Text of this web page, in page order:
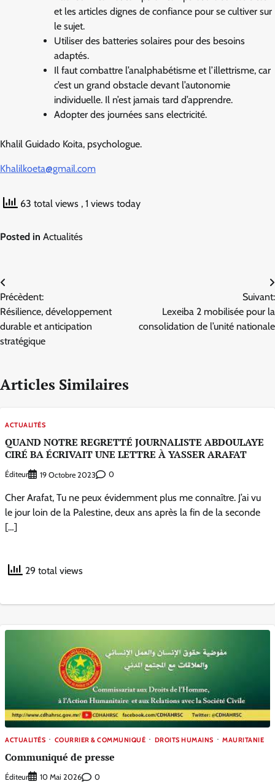
et les articles dignes de confiance pour se cultiver sur
le sujet.
Utiliser des batteries solaires pour des besoins
adaptés.
Il faut combattre l’analphabétisme et l’illettrisme, car
c’est un grand obstacle devant l’autonomie
individuelle. Il n’est jamais tard d’apprendre.
Adopter des journées sans electricité.
Khalil Guidado Koita, psychologue.
Khalilkoeta@gmail.com
63 total views , 1 views today
Posted in Actualités
Navigation
de
l’article
Précèdent:
Résilience, développement
durable et anticipation
stratégique
Suivant:
Lexeiba 2 mobilisée pour la
consolidation de l’unité nationale
Articles Similaires
ACTUALITÉS
QUAND NOTRE REGRETTÉ JOURNALISTE ABDOULAYE
CIRÉ BA ÉCRIVAIT UNE LETTRE À YASSER ARAFAT
Éditeur 19 Octobre 2023 0
Cher Arafat, Tu ne peux évidemment plus me connaître. J’ai vu
le jour loin de la Palestine, deux ans après la fin de la seconde
[…]
29 total views
ACTUALITÉS COURRIER & COMMUNIQUÉ DROITS HUMAINS MAURITANIE
Communiqué de presse
Éditeur 10 Mai 2026 0